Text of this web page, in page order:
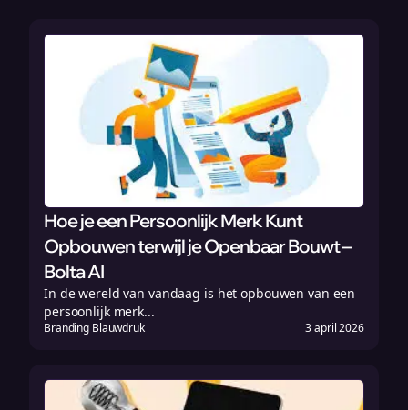
Hoe je een Persoonlijk Merk Kunt
Opbouwen terwijl je Openbaar Bouwt –
Bolta AI
In de wereld van vandaag is het opbouwen van een
persoonlijk merk...
Branding Blauwdruk 3 april 2026